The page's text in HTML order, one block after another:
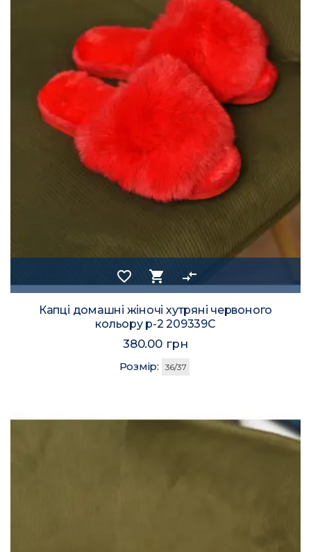
favorite_border shopping_cart compare_arrows
Капці домашні жіночі хутряні червоного
кольору р-2 209339C
380.00 грн
Розмір: 36/37